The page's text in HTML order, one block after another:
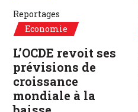
Reportages
Economie
LʼOCDE revoit ses
prévisions de
croissance
mondiale à la